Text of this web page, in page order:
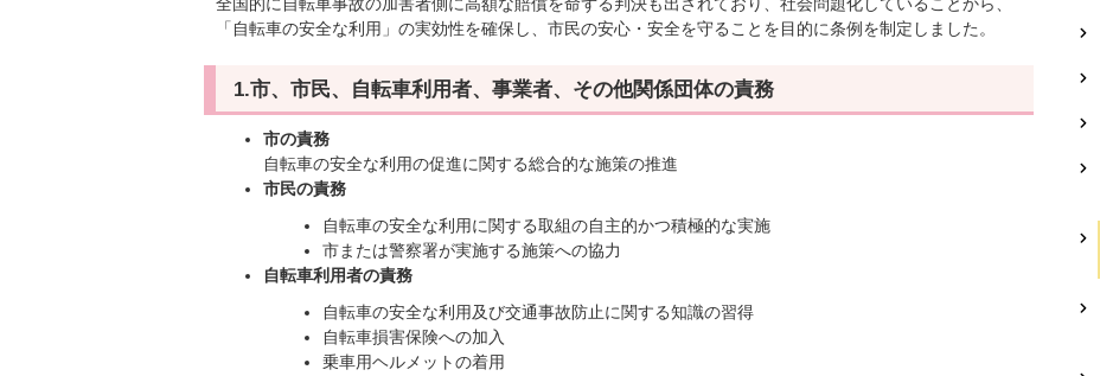
「自転車の安全な利用」の実効性を確保し、市民の安心・安全を守ることを目的に条例を制定しました。
1.市、市民、自転車利用者、事業者、その他関係団体の責務
市の責務
自転車の安全な利用の促進に関する総合的な施策の推進
市民の責務
自転車の安全な利用に関する取組の自主的かつ積極的な実施
市または警察署が実施する施策への協力
自転車利用者の責務
自転車の安全な利用及び交通事故防止に関する知識の習得
自転車損害保険への加入
乗車用ヘルメットの着用